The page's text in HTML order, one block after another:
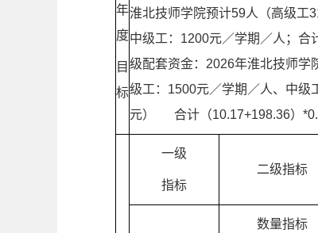
年
度
目
标
淮北技师学院预计59人（高级工
中级工：1200元／学期／人；合
级配套资金：2026年淮北技师学
级工：1500元／学期／人、中级
元） 合计（10.17+198.36）
一级
指标
二级指标
数量指标